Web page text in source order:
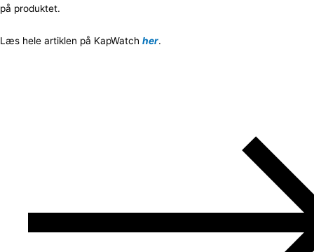
på produktet.
Læs hele artiklen på KapWatch her.